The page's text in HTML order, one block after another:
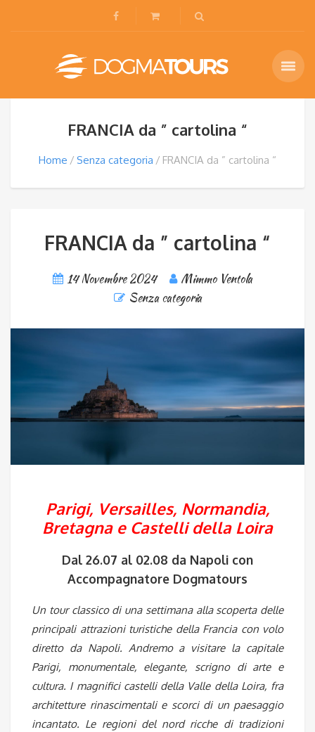
FRANCIA da ” cartolina “
Home Senza categoria FRANCIA da ” cartolina “
FRANCIA da ” cartolina “
14 Novembre 2024
Mimmo Ventola
Senza categoria
Parigi, Versailles, Normandia,
Bretagna e Castelli della Loira
Dal 26.07 al 02.08 da Napoli con
Accompagnatore Dogmatours
Un tour classico di una settimana alla scoperta delle
principali attrazioni turistiche della Francia con volo
diretto da Napoli. Andremo a visitare la capitale
Parigi, monumentale, elegante, scrigno di arte e
cultura. I magnifici castelli della Valle della Loira, fra
architetture rinascimentali e scorci di un paesaggio
incantato. Le regioni del nord ricche di tradizioni